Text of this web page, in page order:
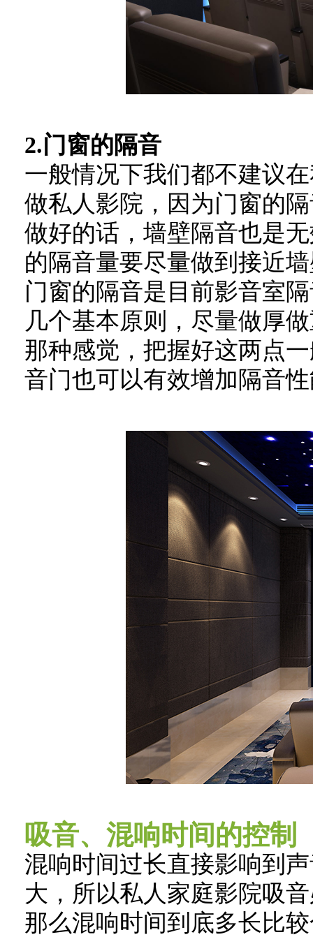
2.门窗的隔音
一般情况下我们都不建议
做私人影院，因为门窗的
做好的话，墙壁隔音也是
的隔音量要尽量做到接近
门窗的隔音是目前影音室
几个基本原则，尽量做厚
那种感觉，把握好这两点
音门也可以有效增加隔音
吸音、混响时间的控制
混响时间过长直接影响到
大，所以私人家庭影院吸
那么混响时间到底多长比